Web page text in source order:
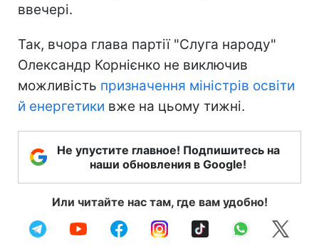
ввечері.
Так, вчора глава партії "Слуга народу"
Олександр Корнієнко не виключив
можливість призначення міністрів освіти
й енергетики вже на цьому тижні.
Не упустите главное! Подпишитесь на
наши обновления в Google!
Или читайте нас там, где вам удобно!